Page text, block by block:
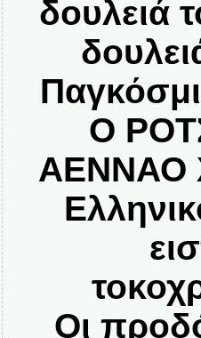
δουλειά
Ο
ΑΕΝΝΑΟ
Οι